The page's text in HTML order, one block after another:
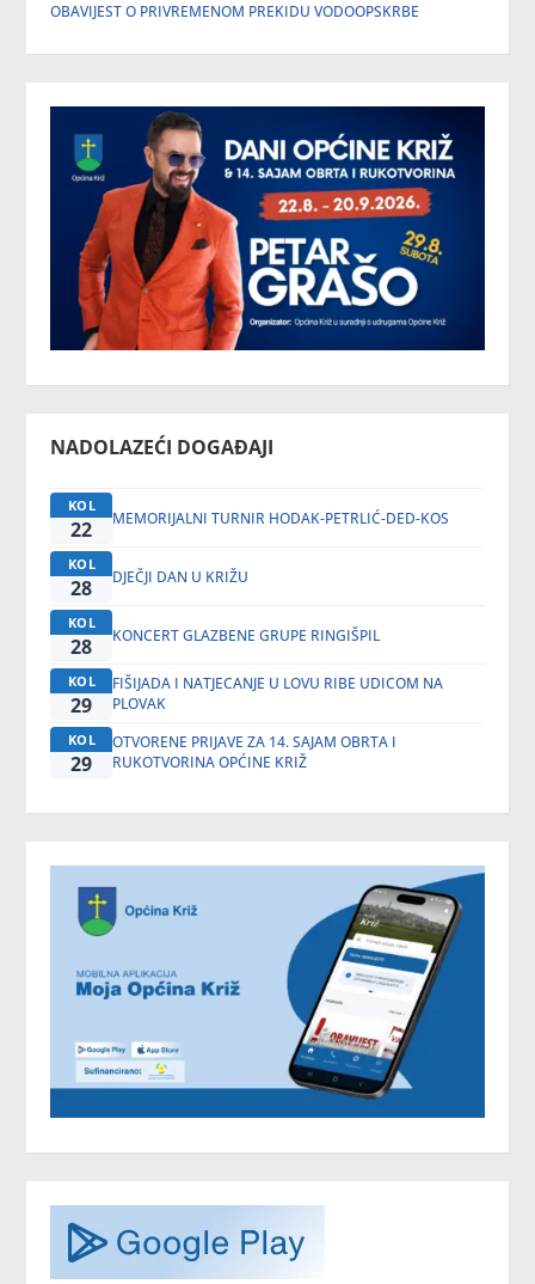
OBAVIJEST O PRIVREMENOM PREKIDU VODOOPSKRBE
NADOLAZEĆI DOGAĐAJI
KOL
22 MEMORIJALNI TURNIR HODAK-PETRLIĆ-DED-KOS
KOL
28 DJEČJI DAN U KRIŽU
KOL
28 KONCERT GLAZBENE GRUPE RINGIŠPIL
KOL
29
FIŠIJADA I NATJECANJE U LOVU RIBE UDICOM NA
PLOVAK
KOL
29
OTVORENE PRIJAVE ZA 14. SAJAM OBRTA I
RUKOTVORINA OPĆINE KRIŽ